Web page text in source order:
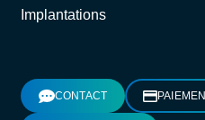
Implantations
CONTACT